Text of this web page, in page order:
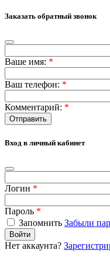
Заказать обратный звонок
Ваше имя: *
Ваш телефон: *
Комментарий: *
Отправить
Вход в личный кабинет
Логин *
Пароль *
Запомнить Забыли
Войти
Нет аккаунта?